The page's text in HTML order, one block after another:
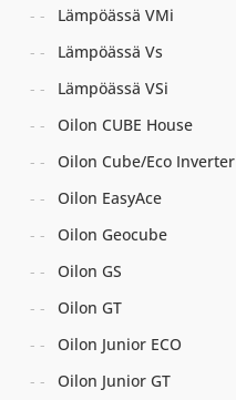
Lämpöässä VMi
Lämpöässä Vs
Lämpöässä VSi
Oilon CUBE House
Oilon Cube/Eco Inverter
Oilon EasyAce
Oilon Geocube
Oilon GS
Oilon GT
Oilon Junior ECO
Oilon Junior GT